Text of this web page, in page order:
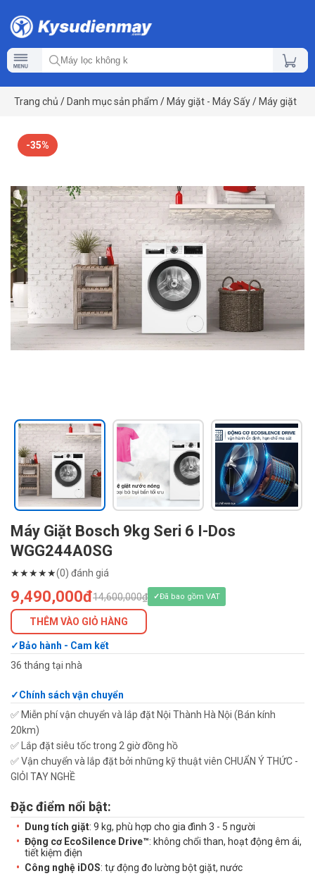
Trang chủ / Danh mục sản phẩm / Máy giặt - Máy Sấy/ Máy giặt
-35%
Máy Giặt Bosch 9kg Seri 6 I-Dos
WGG244A0SG
★★★★★(0) đánh giá
9,490,000đ14,600,000₫ Đã bao gồm VAT
THÊM VÀO GIỎ HÀNG
Bảo hành - Cam kết
36 tháng tại nhà
Chính sách vận chuyển
✅ Miễn phí vận chuyển và lắp đặt Nội Thành Hà Nội (Bán kính
20km)
✅ Lắp đặt siêu tốc trong 2 giờ đồng hồ
✅ Vận chuyển và lắp đặt bởi những kỹ thuật viên CHUẨN Ý THỨC -
GIỎI TAY NGHỀ
Đặc điểm nổi bật:
Dung tích giặt: 9 kg, phù hợp cho gia đình 3 - 5 người
Động cơ EcoSilence Drive™: không chổi than, hoạt động êm ái,
tiết kiệm điện
Công nghệ iDOS: tự động đo lường bột giặt, nước